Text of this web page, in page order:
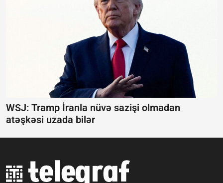
WSJ: Tramp İranla nüvə sazişi olmadan
atəşkəsi uzada bilər